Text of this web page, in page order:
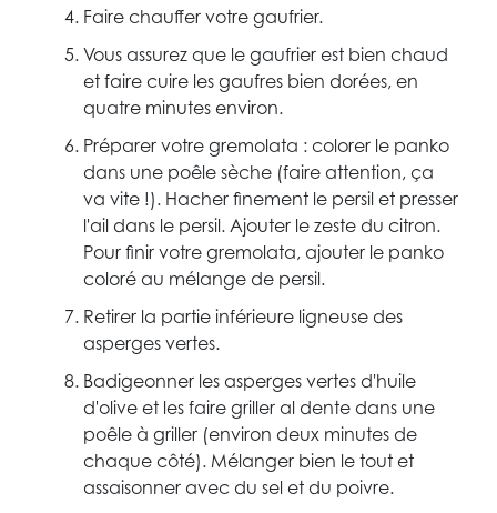
Faire chauffer votre gaufrier.
Vous assurez que le gaufrier est bien chaud
et faire cuire les gaufres bien dorées, en
quatre minutes environ.
Préparer votre gremolata : colorer le panko
dans une poêle sèche (faire attention, ça
va vite !). Hacher finement le persil et presser
l'ail dans le persil. Ajouter le zeste du citron.
Pour finir votre gremolata, ajouter le panko
coloré au mélange de persil.
Retirer la partie inférieure ligneuse des
asperges vertes.
Badigeonner les asperges vertes d'huile
d'olive et les faire griller al dente dans une
poêle à griller (environ deux minutes de
chaque côté). Mélanger bien le tout et
assaisonner avec du sel et du poivre.